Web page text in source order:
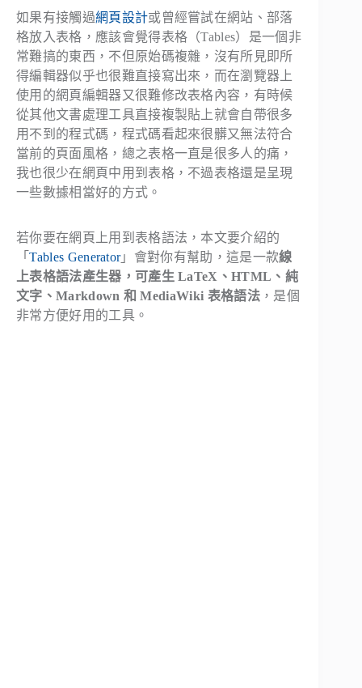
如果有接觸過網頁設計或曾經嘗試在網站、部落
格放入表格，應該會覺得表格（Tables）是一個非
常難搞的東西，不但原始碼複雜，沒有所見即所
得編輯器似乎也很難直接寫出來，而在瀏覽器上
使用的網頁編輯器又很難修改表格內容，有時候
從其他文書處理工具直接複製貼上就會自帶很多
用不到的程式碼，程式碼看起來很髒又無法符合
當前的頁面風格，總之表格一直是很多人的痛，
我也很少在網頁中用到表格，不過表格還是呈現
一些數據相當好的方式。
若你要在網頁上用到表格語法，本文要介紹的
「Tables Generator」會對你有幫助，這是一款線
上表格語法產生器，可產生 LaTeX、HTML、純
文字、Markdown 和 MediaWiki 表格語法，是個
非常方便好用的工具。